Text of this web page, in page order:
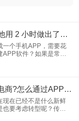
自己怎么创建APP？他用 2 小时做出了一个「简版58同城」APP
一个手机APP，需要花
软件？如果是常规
，如果自己懂编程技
是，有人却只用2个小
传统企业如何做移动电商?怎么通过APP成功转型？
现在已经不是什么新鲜
要考虑转型呢？传统
新的工具、全新的沟